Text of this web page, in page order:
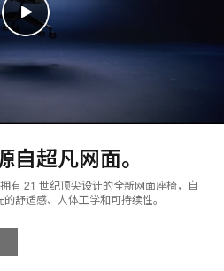
超凡网面。
有 21 世纪顶尖设计的全新网面座椅，自
舒适感、人体工学和可持续性。